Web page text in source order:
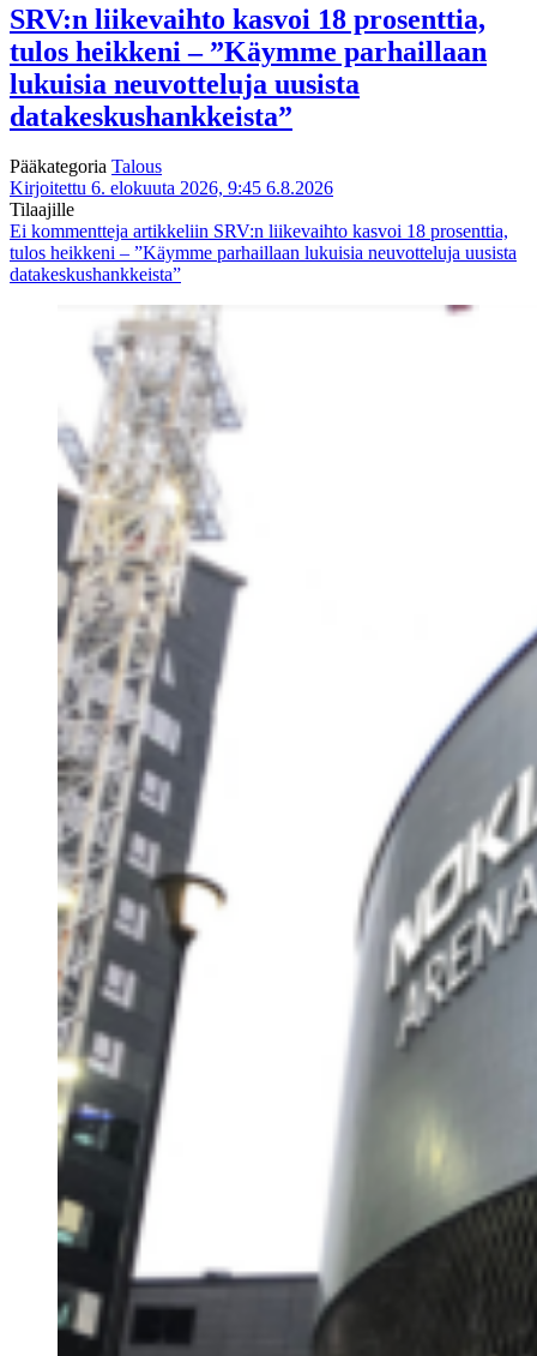
SRV:n liikevaihto kasvoi 18 prosenttia,
tulos heikkeni – ”Käymme parhaillaan
lukuisia neuvotteluja uusista
datakeskushankkeista”
Pääkategoria Talous
Kirjoitettu 6. elokuuta 2026, 9:45 6.8.2026
Tilaajille
Ei kommentteja artikkeliin SRV:n liikevaihto kasvoi 18 prosenttia,
tulos heikkeni – ”Käymme parhaillaan lukuisia neuvotteluja uusista
datakeskushankkeista”